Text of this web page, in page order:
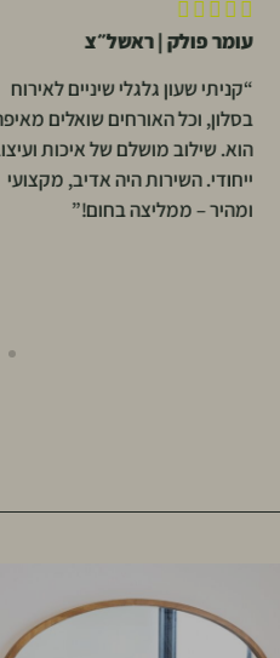


פולק | ראשל״צ
שעון גלגלי שיניים לאירוח
וכל האורחים שואלים מאיפה
שילוב מושלם של איכות ועיצוב
השירות היה אדיב, מקצועי
– ממליצה בחום!”